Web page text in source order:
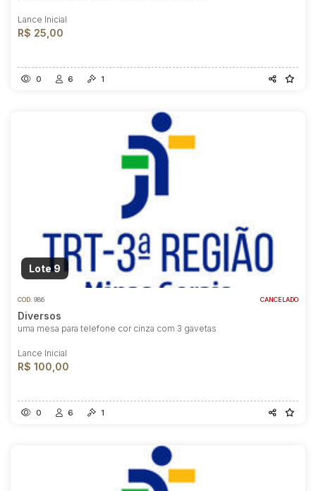
Lance Inicial
R$ 25,00
0 6 1
Lote 9
COD. 986 CANCELADO
Diversos
uma mesa para telefone cor cinza com 3 gavetas
Lance Inicial
R$ 100,00
0 6 1